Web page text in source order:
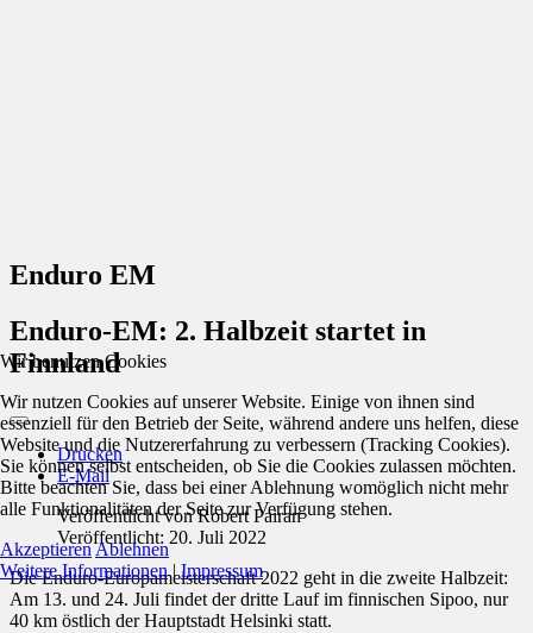
Enduro EM
Enduro-EM: 2. Halbzeit startet in
Finnland
Drucken
E-Mail
Veröffentlicht vonRobert Pairan
Veröffentlicht: 20. Juli 2022
Die Enduro-Europameisterschaft 2022 geht in die zweite Halbzeit:
Am 13. und 24. Juli findet der dritte Lauf im finnischen Sipoo, nur
40 km östlich der Hauptstadt Helsinki statt.
Wir benutzen Cookies
Wir nutzen Cookies auf unserer Website. Einige von ihnen sind
essenziell für den Betrieb der Seite, während andere uns helfen, diese
Website und die Nutzererfahrung zu verbessern (Tracking Cookies).
Sie können selbst entscheiden, ob Sie die Cookies zulassen möchten.
Bitte beachten Sie, dass bei einer Ablehnung womöglich nicht mehr
alle Funktionalitäten der Seite zur Verfügung stehen.
AkzeptierenAblehnen
Weitere Informationen|Impressum